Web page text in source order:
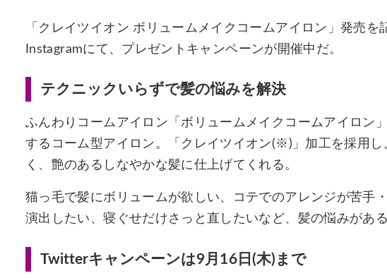
「クレイツイオン ボリュームメイクコームアイロン」発売
Instagramにて、プレゼントキャンペーンが開催中だ。
テクニックいらずで髪の悩みを解決
ふんわりコームアイロン「ボリュームメイクコームアイロン
するコーム型アイロン。「クレイツイオン(※)」加工を採用し
く、艶のあるしなやかな髪に仕上げてくれる。
猫っ毛で髪にボリュームが欲しい、コテでのアレンジが苦手
演出したい、寝ぐせだけさっと直したいなど、髪の悩みがあ
Twitterキャンペーンは9月16日(木)まで